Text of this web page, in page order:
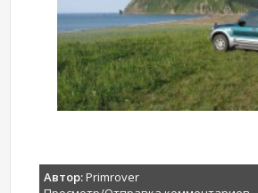
Автор:Primrover